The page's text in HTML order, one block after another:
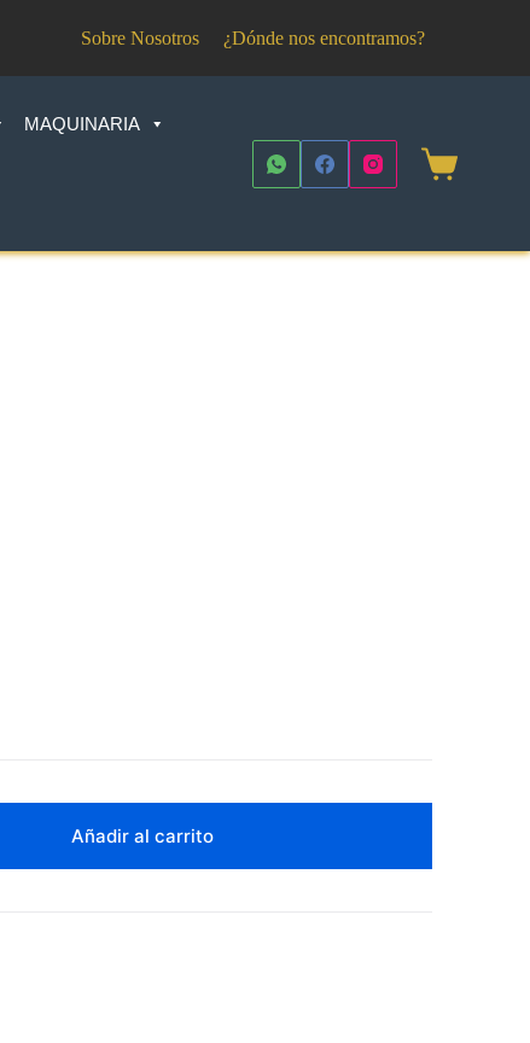
Sobre Nosotros ¿Dónde nos encontramos?
MAQUINARIA
Shopping
Añadir al carrito